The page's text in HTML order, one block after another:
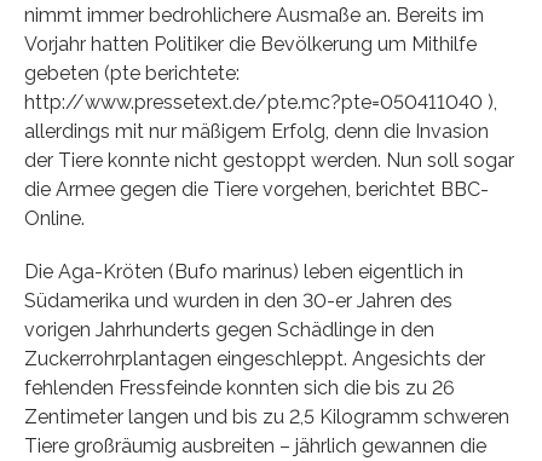
nimmt immer bedrohlichere Ausmaße an. Bereits im
Vorjahr hatten Politiker die Bevölkerung um Mithilfe
gebeten (pte berichtete:
http://www.pressetext.de/pte.mc?pte=050411040 ),
allerdings mit nur mäßigem Erfolg, denn die Invasion
der Tiere konnte nicht gestoppt werden. Nun soll sogar
die Armee gegen die Tiere vorgehen, berichtet BBC-
Online.
Die Aga-Kröten (Bufo marinus) leben eigentlich in
Südamerika und wurden in den 30-er Jahren des
vorigen Jahrhunderts gegen Schädlinge in den
Zuckerrohrplantagen eingeschleppt. Angesichts der
fehlenden Fressfeinde konnten sich die bis zu 26
Zentimeter langen und bis zu 2,5 Kilogramm schweren
Tiere großräumig ausbreiten – jährlich gewannen die